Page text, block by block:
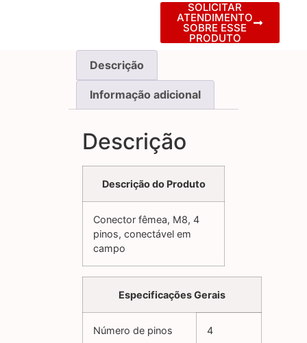
SOLICITAR
ATENDIMENTO
SOBRE ESSE
PRODUTO
Descrição
Informação adicional
Descrição
Descrição do Produto
Conector fêmea, M8, 4
pinos, conectável em
campo
Especificações Gerais
Número de pinos 4